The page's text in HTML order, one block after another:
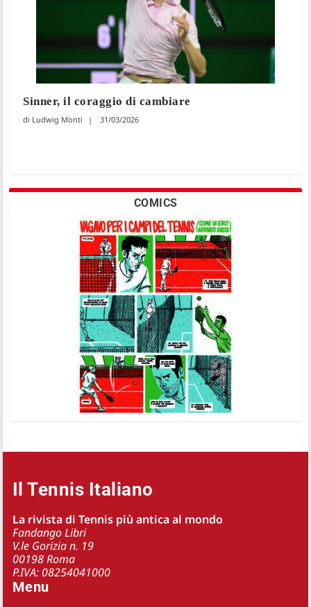
Sinner, il coraggio di cambiare
Ludwig Monti 31/03/2026
COMICS
Il Tennis Italiano
La rivista di Tennis più antica al mondo
Fandango Libri
V.le Gorizia n. 19
00198 Roma
P.IVA: 08254041000
Menu